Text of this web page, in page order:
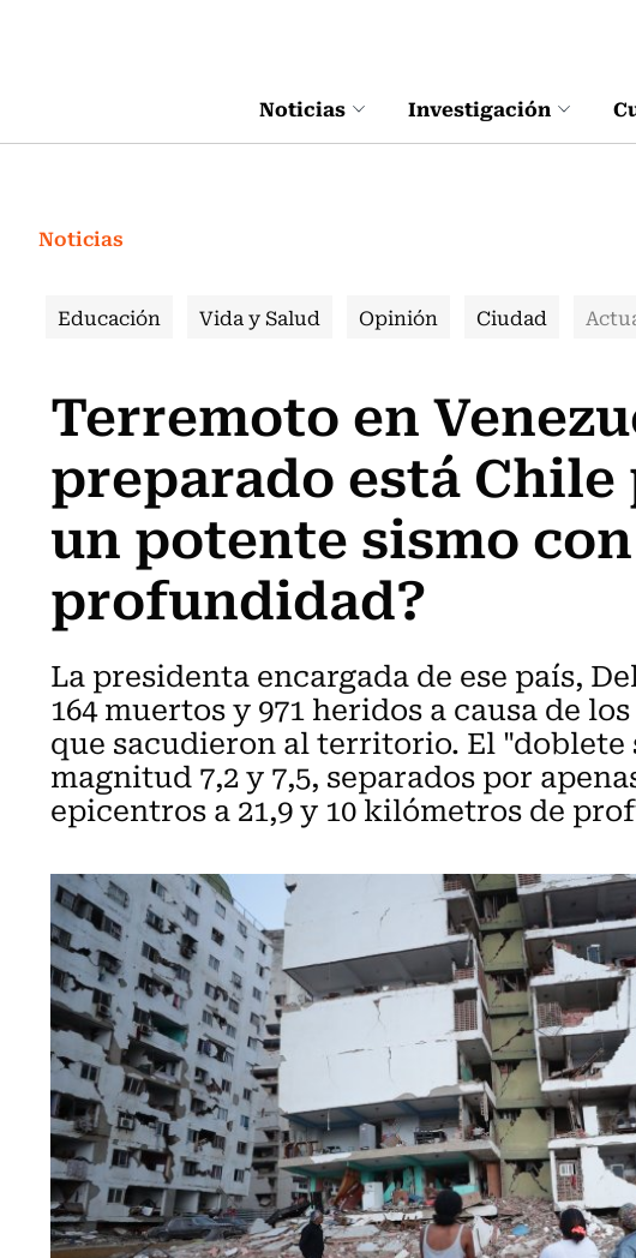
Noticias Investigación
Noticias
Educación Vida y Salud Opinión Ciudad
Terremoto en
preparado está
un potente sismo
profundidad?
La presidenta encargada de ese país,
164 muertos y 971 heridos a causa de
que sacudieron al territorio. El
magnitud 7,2 y 7,5, separados por
epicentros a 21,9 y 10 kilómetros de